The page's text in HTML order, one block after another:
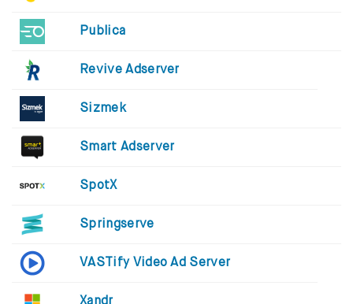
Publica
Revive Adserver
Sizmek
Smart Adserver
SpotX
Springserve
VASTify Video Ad Server
Xandr